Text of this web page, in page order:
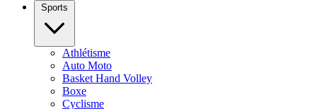
Sports
Athlétisme
Auto Moto
Basket Hand Volley
Boxe
Cyclisme